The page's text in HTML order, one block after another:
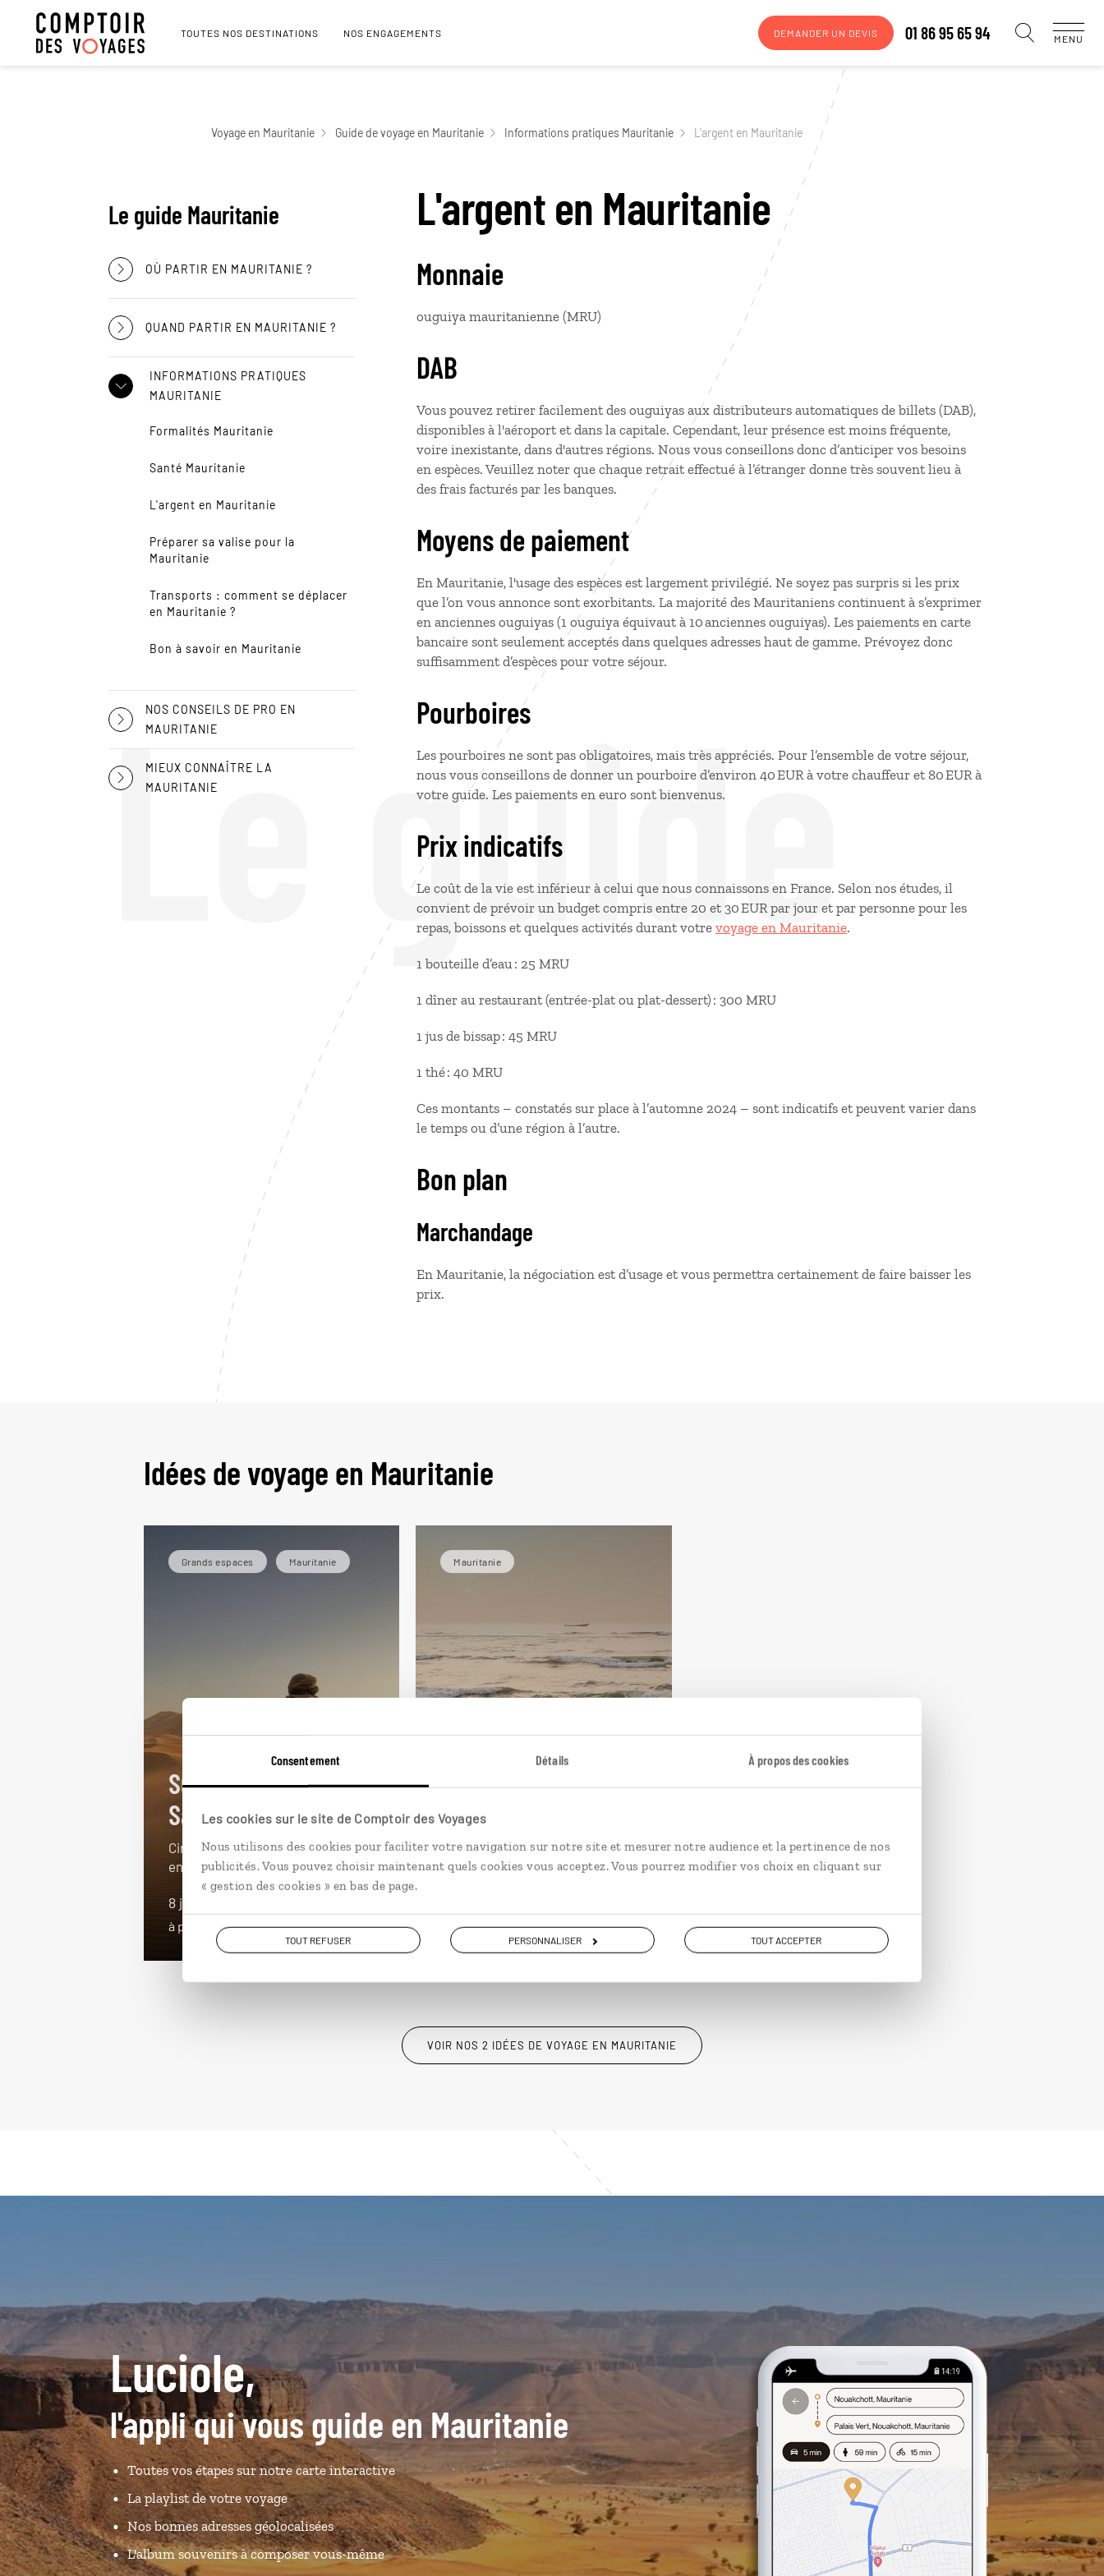
Consentement Détails À propos des cookies
Les cookies sur le site de Comptoir des Voyages
Nous utilisons des cookies pour faciliter votre navigation sur notre site et mesurer notre audience et la pertinence de nos
publicités. Vous pouvez choisir maintenant quels cookies vous acceptez. Vous pourrez modifier vos choix en cliquant sur
« gestion des cookies » en bas de page.
TOUT REFUSER PERSONNALISER TOUT ACCEPTER
TOUTES NOS DESTINATIONS NOS ENGAGEMENTS DEMANDER UN DEVIS 01 86 95 65 94 MENU
Voyage en Mauritanie Guide de voyage en Mauritanie Informations pratiques Mauritanie L'argent en Mauritanie
Le guide
Le guide Mauritanie
OÙ PARTIR EN MAURITANIE ?
QUAND PARTIR EN MAURITANIE ?
INFORMATIONS PRATIQUES
MAURITANIE
Formalités Mauritanie
Santé Mauritanie
L'argent en Mauritanie
Préparer sa valise pour la
Mauritanie
Transports : comment se déplacer
en Mauritanie ?
Bon à savoir en Mauritanie
NOS CONSEILS DE PRO EN
MAURITANIE
MIEUX CONNAÎTRE LA
MAURITANIE
L'argent en Mauritanie
Monnaie
ouguiya mauritanienne (MRU)
DAB
Vous pouvez retirer facilement des ouguiyas aux distributeurs automatiques de billets (DAB),
disponibles à l'aéroport et dans la capitale. Cependant, leur présence est moins fréquente,
voire inexistante, dans d'autres régions. Nous vous conseillons donc d’anticiper vos besoins
en espèces. Veuillez noter que chaque retrait effectué à l’étranger donne très souvent lieu à
des frais facturés par les banques.
Moyens de paiement
En Mauritanie, l'usage des espèces est largement privilégié. Ne soyez pas surpris si les prix
que l’on vous annonce sont exorbitants. La majorité des Mauritaniens continuent à s’exprimer
en anciennes ouguiyas (1 ouguiya équivaut à 10 anciennes ouguiyas). Les paiements en carte
bancaire sont seulement acceptés dans quelques adresses haut de gamme. Prévoyez donc
suffisamment d’espèces pour votre séjour.
Pourboires
Les pourboires ne sont pas obligatoires, mais très appréciés. Pour l’ensemble de votre séjour,
nous vous conseillons de donner un pourboire d’environ 40 EUR à votre chauffeur et 80 EUR à
votre guide. Les paiements en euro sont bienvenus.
Prix indicatifs
Le coût de la vie est inférieur à celui que nous connaissons en France. Selon nos études, il
convient de prévoir un budget compris entre 20 et 30 EUR par jour et par personne pour les
repas, boissons et quelques activités durant votre voyage en Mauritanie.
1 bouteille d’eau : 25 MRU
1 dîner au restaurant (entrée-plat ou plat-dessert) : 300 MRU
1 jus de bissap : 45 MRU
1 thé : 40 MRU
Ces montants – constatés sur place à l’automne 2024 – sont indicatifs et peuvent varier dans
le temps ou d’une région à l’autre.
Bon plan
Marchandage
En Mauritanie, la négociation est d’usage et vous permettra certainement de faire baisser les
prix.
Idées de voyage en Mauritanie
Grands espaces Mauritanie
Sur la piste du
Sahara
Circuit dans le Sahara mauritanien
entre oasis, cités et dunes.
8 jours / 7 nuits
à partir de 2650€
Mauritanie
Mer de dunes, îles de
sable
Circuit mauritanien : Adrar,
Chinguetti, banc d’Arguin...
à partir de 3700€
VOIR NOS 2 IDÉES DE VOYAGE EN MAURITANIE
Luciole,
l'appli qui vous guide en Mauritanie
Toutes vos étapes sur notre carte interactive
La playlist de votre voyage
Nos bonnes adresses géolocalisées
L'album souvenirs à composer vous-même